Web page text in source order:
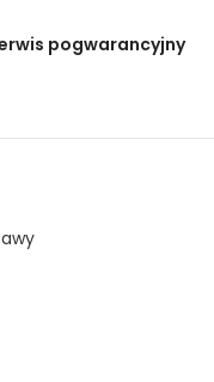
pogwarancyjny